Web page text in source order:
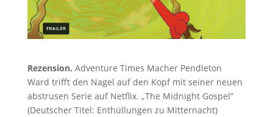
Rezension. Adventure Times Macher Pendleton
Ward trifft den Nagel auf den Kopf mit seiner neuen
abstrusen Serie auf Netflix. „The Midnight Gospel“
(Deutscher Titel: Enthüllungen zu Mitternacht)